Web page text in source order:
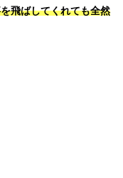
飛ばしてくれても全然